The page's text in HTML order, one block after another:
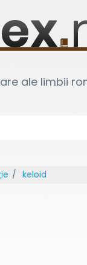
ale limbii
keloid